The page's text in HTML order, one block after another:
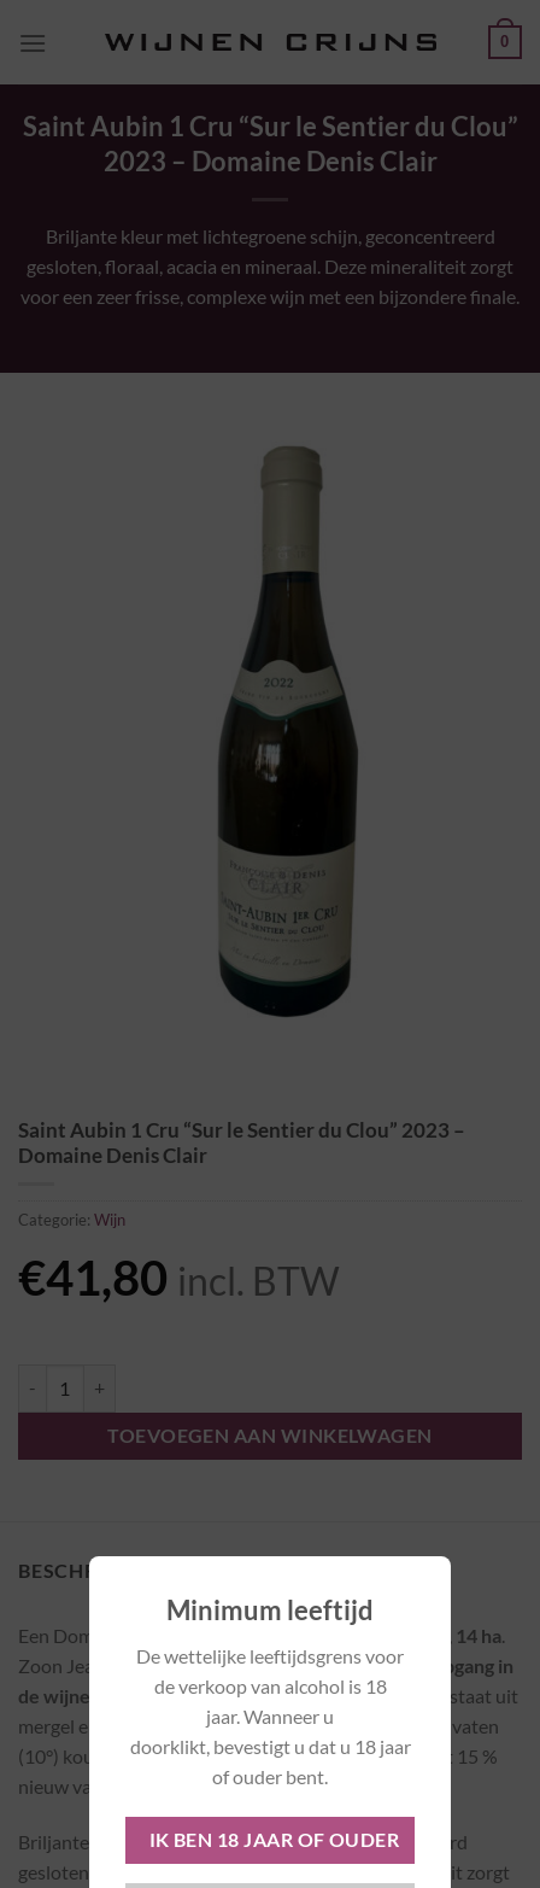
naar
0
Saint Aubin 1 Cru “Sur le Sentier du Clou”
2023 – Domaine Denis Clair
Briljante kleur met lichtegroene schijn, geconcentreerd
gesloten, floraal, acacia en mineraal. Deze mineraliteit zorgt
voor een zeer frisse, complexe wijn met een bijzondere finale.
Saint Aubin 1 Cru “Sur le Sentier du Clou” 2023 –
Domaine Denis Clair
Categorie: Wijn
€41,80 incl. BTW
TOEVOEGEN AAN WINKELWAGEN
BESCHRIJVING
Een Domaine opgericht in 1986, gelegen in Santenay, 14 ha.
Zoon Jean Baptiste, bracht verandering en meer
diepgang in
de wijnen.
Terroirlaten spreken dixit JB, deze bestaat uit
mergel en klei. 100% ontsteeld vervolgens betonnen vaten
(10°) koude maceratie (1 week) Alc gisting dan op vat 15 %
nieuw vat.
Briljante kleur met lichtegroene schijn, geconcentreerd
gesloten, floraal, accacia en mineraal.Deze mineraliteit zorgt
Minimum leeftijd
De wettelijke leeftijdsgrens voor
de verkoop van alcohol is 18
jaar. Wanneer u
doorklikt, bevestigt u dat u 18 jaar
of ouder bent.